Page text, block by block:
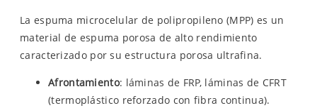
La espuma microcelular de polipropileno (MPP) es un
material de espuma porosa de alto rendimiento
caracterizado por su estructura porosa ultrafina.
Afrontamiento: láminas de FRP, láminas de CFRT
(termoplástico reforzado con fibra continua).